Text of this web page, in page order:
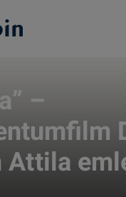
–
Attila